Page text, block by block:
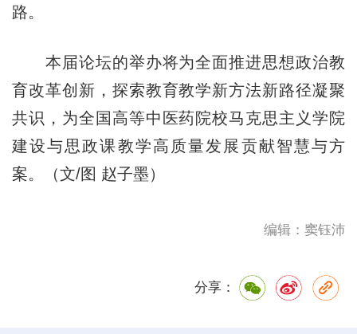
路。
本届论坛的举办将为全面推进思想政治教
育改革创新，探索教育教学新方法新路径凝聚
共识，为全国高等中医药院校马克思主义学院
建设与思政课教学高质量发展贡献智慧与方
案。（文/图 赵子墨）
编辑：窦钰沛
分享：